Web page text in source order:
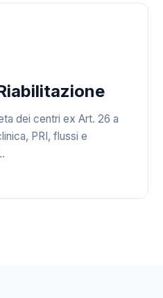
dei centri ex Art. 26 a
PRI, flussi e